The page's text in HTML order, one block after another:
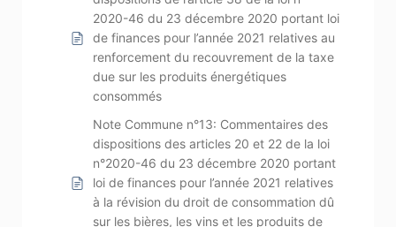
2020-46 du 23 décembre 2020 portant loi
de finances pour l’année 2021 relatives au
renforcement du recouvrement de la taxe
due sur les produits énergétiques
consommés
Note Commune n°13: Commentaires des
dispositions des articles 20 et 22 de la loi
n°2020-46 du 23 décembre 2020 portant
loi de finances pour l’année 2021 relatives
à la révision du droit de consommation dû
sur les bières, les vins et les produits de